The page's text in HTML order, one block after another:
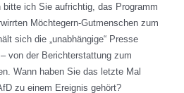
bitte ich Sie aufrichtig, das Programm
Möchtegern-Gutmenschen zum
sich die „unabhängige“ Presse
von der Berichterstattung zum
Wann haben Sie das letzte Mal
zu einem Ereignis gehört?